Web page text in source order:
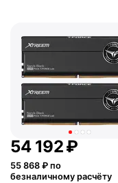
54 192₽
55 868 ₽ по
безналичному расчёту